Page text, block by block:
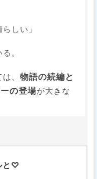
しい」
。
は、物語の続編と
の登場が大きな
と♡